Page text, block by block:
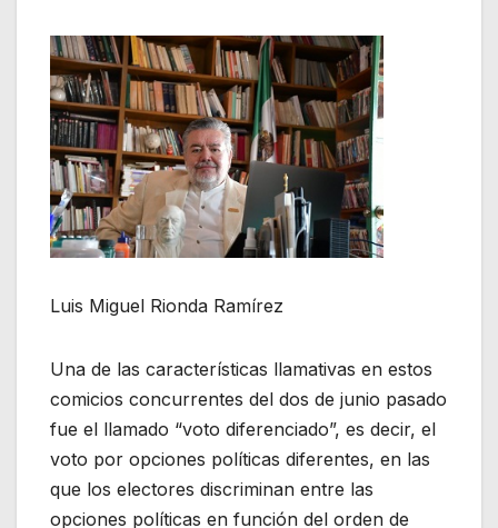
Luis Miguel Rionda Ramírez
Una de las características llamativas en estos
comicios concurrentes del dos de junio pasado
fue el llamado “voto diferenciado”, es decir, el
voto por opciones políticas diferentes, en las
que los electores discriminan entre las
opciones políticas en función del orden de